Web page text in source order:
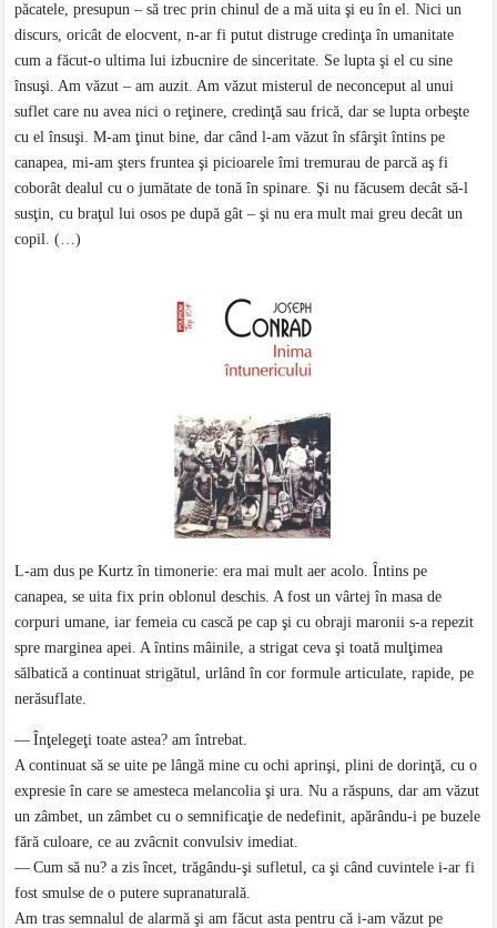
păcatele, presupun – să trec prin chinul de a mă uita şi eu în el. Nici un
discurs, oricât de elocvent, n-ar fi putut distruge credinţa în umanitate
cum a făcut-o ultima lui izbucnire de sinceritate. Se lupta şi el cu sine
însuşi. Am văzut – am auzit. Am văzut misterul de neconceput al unui
suflet care nu avea nici o reţinere, credinţă sau frică, dar se lupta orbeşte
cu el însuşi. M-am ţinut bine, dar când l-am văzut în sfârşit întins pe
canapea, mi-am şters fruntea şi picioarele îmi tremurau de parcă aş fi
coborât dealul cu o jumătate de tonă în spinare. Şi nu făcusem decât să-l
susţin, cu braţul lui osos pe după gât – şi nu era mult mai greu decât un
copil. (…)
L-am dus pe Kurtz în timonerie: era mai mult aer acolo. Întins pe
canapea, se uita fix prin oblonul deschis. A fost un vârtej în masa de
corpuri umane, iar femeia cu cască pe cap şi cu obraji maronii s-a repezit
spre marginea apei. A întins mâinile, a strigat ceva şi toată mulţimea
sălbatică a continuat strigătul, urlând în cor formule articulate, rapide, pe
nerăsuflate.
— Înţelegeţi toate astea? am întrebat.
A continuat să se uite pe lângă mine cu ochi aprinşi, plini de dorinţă, cu o
expresie în care se amesteca melancolia şi ura. Nu a răspuns, dar am văzut
un zâmbet, un zâmbet cu o semnificaţie de nedefinit, apărându-i pe buzele
fără culoare, ce au zvâcnit convulsiv imediat.
— Cum să nu? a zis încet, trăgându-şi sufletul, ca şi când cuvintele i-ar fi
fost smulse de o putere supranaturală.
Am tras semnalul de alarmă şi am făcut asta pentru că i-am văzut pe